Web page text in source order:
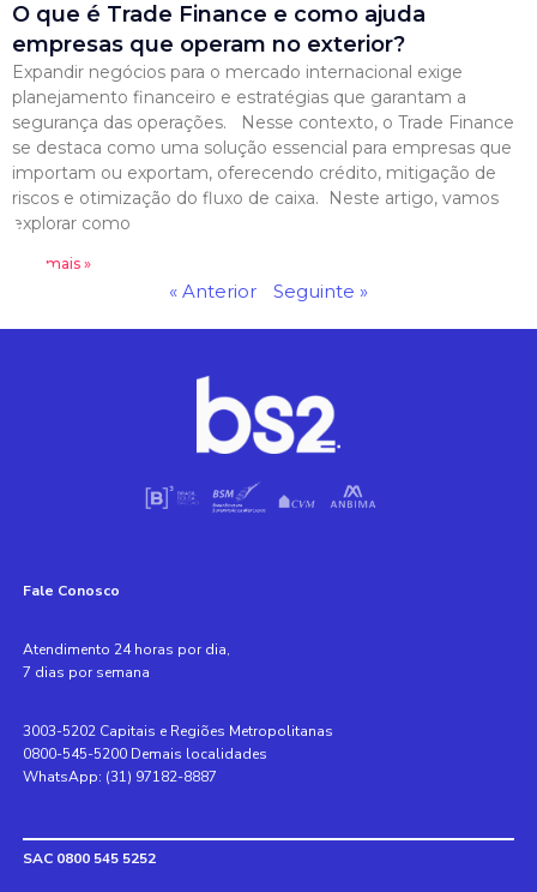
O que é Trade Finance e como ajuda
empresas que operam no exterior?
Expandir negócios para o mercado internacional exige
planejamento financeiro e estratégias que garantam a
segurança das operações. Nesse contexto, o Trade Finance
se destaca como uma solução essencial para empresas que
importam ou exportam, oferecendo crédito, mitigação de
riscos e otimização do fluxo de caixa. Neste artigo, vamos
explorar como
Leia mais »
« Anterior Seguinte »
Fale Conosco
Atendimento 24 horas por dia,
7 dias por semana
3003-5202 Capitais e Regiões Metropolitanas
0800-545-5200 Demais localidades
WhatsApp: (31) 97182-8887
SAC 0800 545 5252